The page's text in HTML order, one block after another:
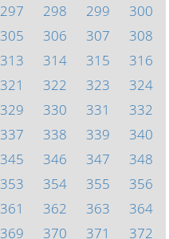
297 298 299
300
305 306 307
308
313 314 315
316
321 322 323
324
329 330 331
332
337 338 339
340
345 346 347
348
353 354 355
356
361 362 363
364
369 370 371 372